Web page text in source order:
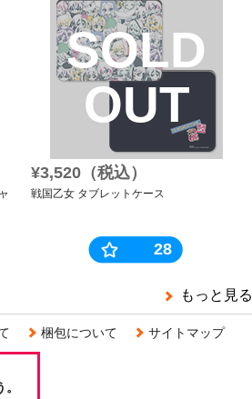
SOLD
OUT
¥3,520（税込）
戦国乙女 タブレットケース
28
もっと見る
梱包について サイトマップ